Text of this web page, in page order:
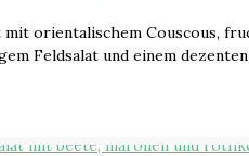
orientalischem Couscous,
Feldsalat und einem